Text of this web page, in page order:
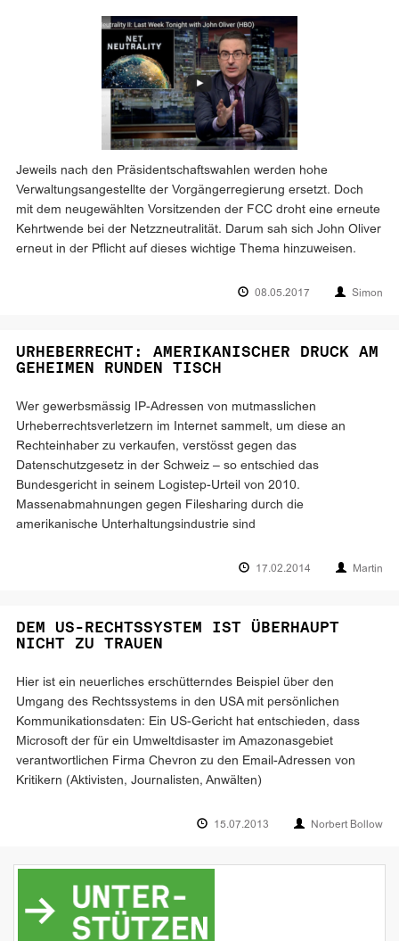
Jeweils nach den Präsidentschaftswahlen werden hohe
Verwaltungsangestellte der Vorgängerregierung ersetzt. Doch
mit dem neugewählten Vorsitzenden der FCC droht eine erneute
Kehrtwende bei der Netzzneutralität. Darum sah sich John Oliver
erneut in der Pflicht auf dieses wichtige Thema hinzuweisen.
08.05.2017 Simon
URHEBERRECHT: AMERIKANISCHER DRUCK AM
GEHEIMEN RUNDEN TISCH
Wer gewerbsmässig IP-Adressen von mutmasslichen
Urheberrechtsverletzern im Internet sammelt, um diese an
Rechteinhaber zu verkaufen, verstösst gegen das
Datenschutzgesetz in der Schweiz – so entschied das
Bundesgericht in seinem Logistep-Urteil von 2010.
Massenabmahnungen gegen Filesharing durch die
amerikanische Unterhaltungsindustrie sind
17.02.2014 Martin
DEM US-RECHTSSYSTEM IST ÜBERHAUPT
NICHT ZU TRAUEN
Hier ist ein neuerliches erschütterndes Beispiel über den
Umgang des Rechtssystems in den USA mit persönlichen
Kommunikationsdaten: Ein US-Gericht hat entschieden, dass
Microsoft der für ein Umweltdisaster im Amazonasgebiet
verantwortlichen Firma Chevron zu den Email-Adressen von
Kritikern (Aktivisten, Journalisten, Anwälten)
15.07.2013 Norbert Bollow